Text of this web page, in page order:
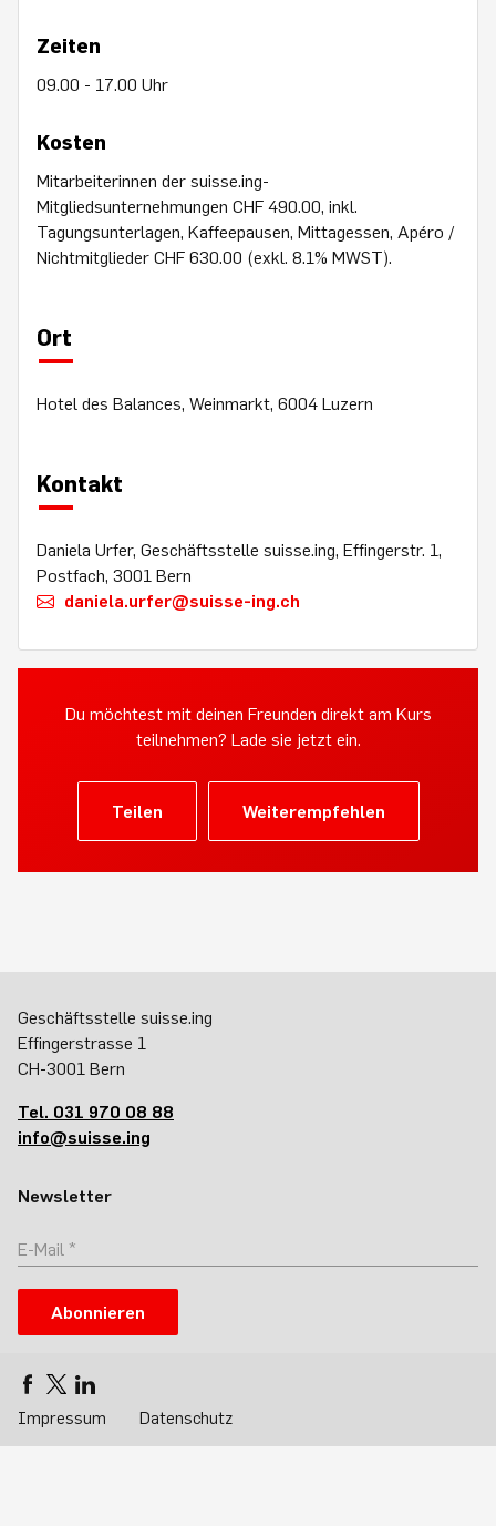
Zeiten
09.00 - 17.00 Uhr
Kosten
Mitarbeiterinnen der suisse.ing-
Mitgliedsunternehmungen CHF 490.00, inkl.
Tagungsunterlagen, Kaffeepausen, Mittagessen, Apéro /
Nichtmitglieder CHF 630.00 (exkl. 8.1% MWST).
Ort
Hotel des Balances, Weinmarkt, 6004 Luzern
Kontakt
Daniela Urfer, Geschäftsstelle suisse.ing, Effingerstr. 1,
Postfach, 3001 Bern
daniela.urfer@suisse-ing.ch
Du möchtest mit deinen Freunden direkt am Kurs
teilnehmen? Lade sie jetzt ein.
Teilen Weiterempfehlen
Geschäftsstelle suisse.ing
Effingerstrasse 1
CH-3001 Bern
Tel. 031 970 08 88
info@suisse.ing
Newsletter
Abonnieren
Impressum Datenschutz